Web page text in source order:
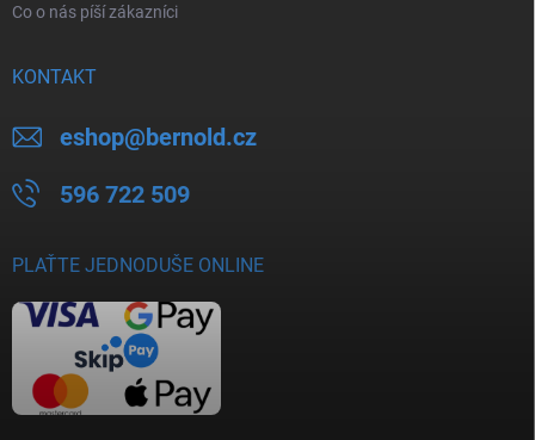
Co o nás píší zákazníci
KONTAKT
eshop@bernold.cz
596 722 509
PLAŤTE JEDNODUŠE ONLINE